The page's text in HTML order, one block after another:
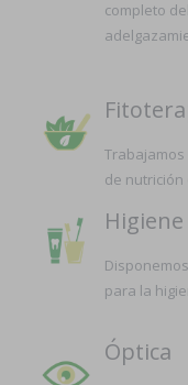
completo
de nutrición
para la
Óptica